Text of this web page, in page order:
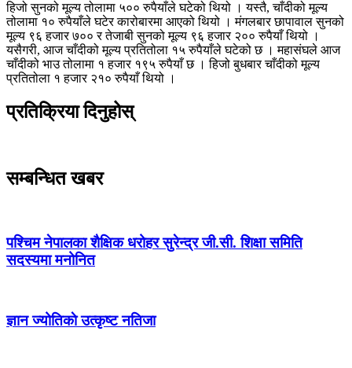
हिजो सुनको मूल्य तोलामा ५०० रुपैयाँले घटेको थियो । यस्तै, चाँदीको मूल्य
तोलामा १० रुपैयाँले घटेर कारोबारमा आएको थियो । मंगलबार छापावाल सुनको
मूल्य ९६ हजार ७०० र तेजाबी सुनको मूल्य ९६ हजार २०० रुपैयाँ थियो ।
यसैगरी, आज चाँदीको मूल्य प्रतितोला १५ रुपैयाँले घटेको छ । महासंघले आज
चाँदीको भाउ तोलामा १ हजार १९५ रुपैयाँ छ । हिजो बुधबार चाँदीको मूल्य
प्रतितोला १ हजार २१० रुपैयाँ थियो ।
प्रतिक्रिया दिनुहोस्
सम्बन्धित खबर
पश्चिम नेपालका शैक्षिक धरोहर सुरेन्द्र जी.सी. शिक्षा समिति
सदस्यमा मनोनित
ज्ञान ज्योतिकाे उत्कृष्ट नतिजा